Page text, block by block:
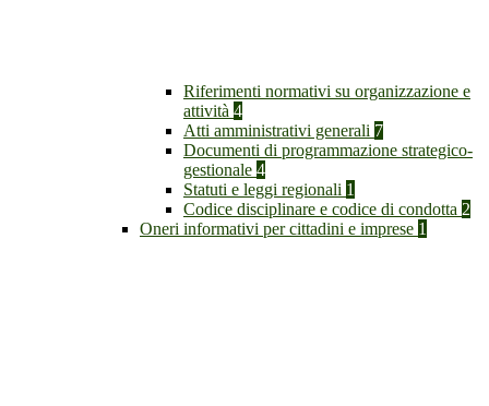
Riferimenti normativi su organizzazione e
attività 4
Atti amministrativi generali 7
Documenti di programmazione strategico-
gestionale 4
Statuti e leggi regionali 1
Codice disciplinare e codice di condotta 2
Oneri informativi per cittadini e imprese 1